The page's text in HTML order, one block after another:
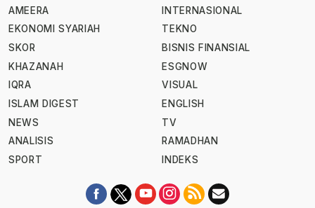
AMEERA
EKONOMI SYARIAH
SKOR
KHAZANAH
IQRA
ISLAM DIGEST
NEWS
ANALISIS
SPORT
INTERNASIONAL
TEKNO
BISNIS FINANSIAL
ESGNOW
VISUAL
ENGLISH
TV
RAMADHAN
INDEKS